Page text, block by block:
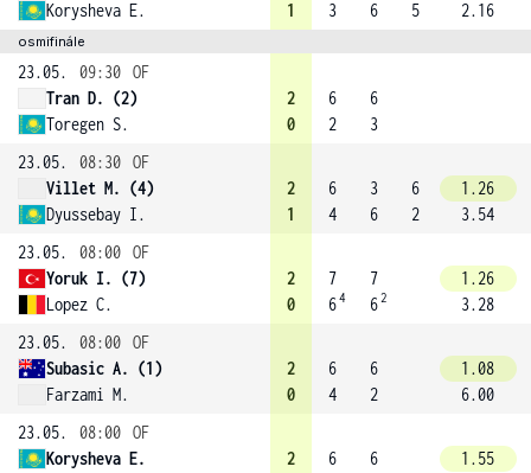
Korysheva E.
1
3
6
5
2.16
osmifinále
23.05. 09:30 OF
Tran D. (2)
Toregen S.
2
0
6
2
6
3
23.05.
08:30 OF
Villet M. (4)
Dyussebay I.
2
1
6
4
3
6
6
2
1.26
3.54
23.05.
08:00 OF
Yoruk I. (7)
Lopez C.
2
0
7
64
7
62
1.26
3.28
23.05.
08:00 OF
Subasic A. (1)
Farzami M.
2
0
6
4
6
2
1.08
6.00
23.05.
08:00 OF
Korysheva E.
2
6
6
1.55